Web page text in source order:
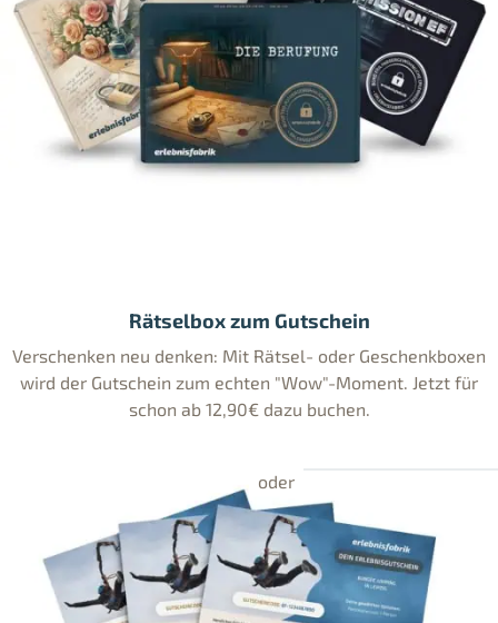
Rätselbox zum Gutschein
Verschenken neu denken: Mit Rätsel- oder Geschenkboxen
wird der Gutschein zum echten "Wow"-Moment. Jetzt für
schon ab 12,90€ dazu buchen.